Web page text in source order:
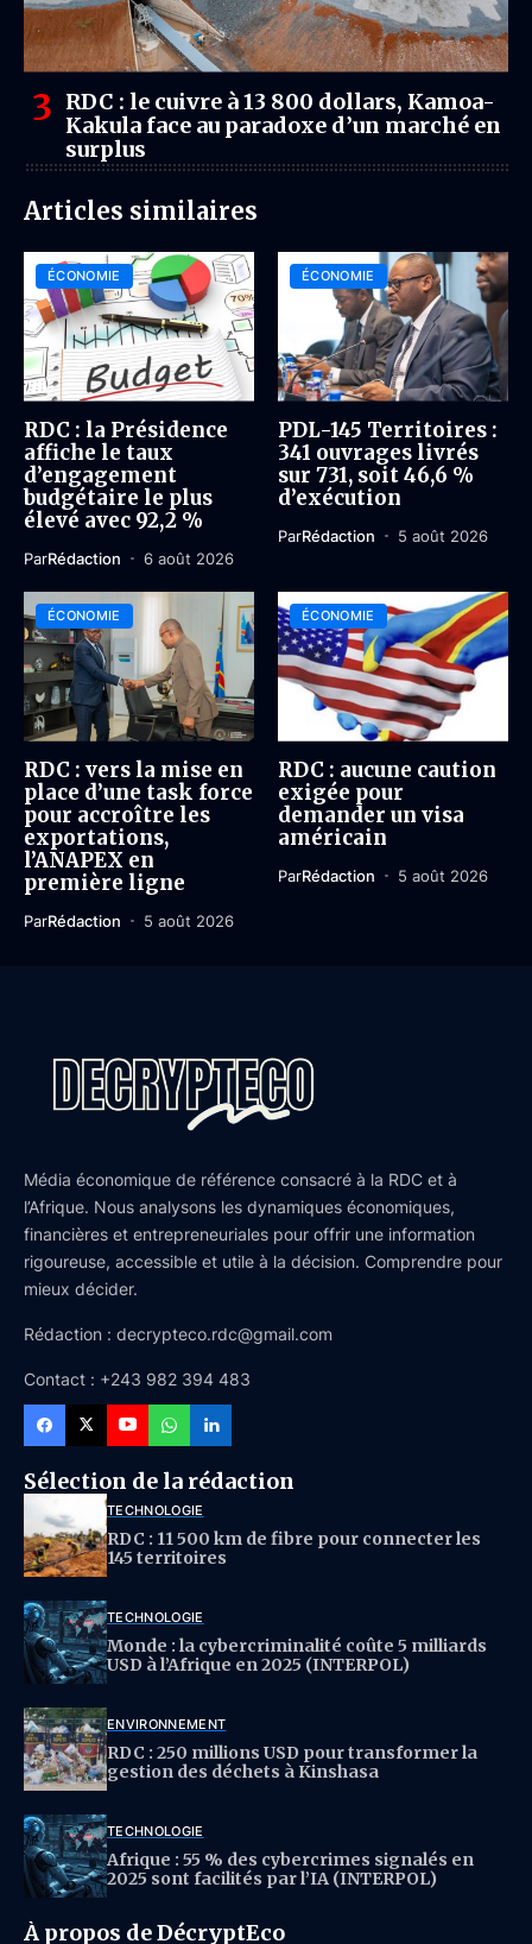
RDC : le cuivre à 13 800 dollars, Kamoa-
Kakula face au paradoxe d’un marché en
surplus
Articles similaires
ÉCONOMIE
RDC : la Présidence
affiche le taux
d’engagement
budgétaire le plus
élevé avec 92,2 %
ParRédaction 6 août 2026
ÉCONOMIE
PDL-145 Territoires :
341 ouvrages livrés
sur 731, soit 46,6 %
d’exécution
ParRédaction 5 août 2026
ÉCONOMIE
RDC : vers la mise en
place d’une task force
pour accroître les
exportations,
l’ANAPEX en
première ligne
ParRédaction 5 août 2026
ÉCONOMIE
RDC : aucune caution
exigée pour
demander un visa
américain
ParRédaction 5 août 2026
Média économique de référence consacré à la RDC et à
l’Afrique. Nous analysons les dynamiques économiques,
financières et entrepreneuriales pour offrir une information
rigoureuse, accessible et utile à la décision. Comprendre pour
mieux décider.
Rédaction : decrypteco.rdc@gmail.com
Contact : +243 982 394 483
Sélection de la rédaction
TECHNOLOGIE
RDC : 11 500 km de fibre pour connecter les
145 territoires
TECHNOLOGIE
Monde : la cybercriminalité coûte 5 milliards
USD à l’Afrique en 2025 (INTERPOL)
ENVIRONNEMENT
RDC : 250 millions USD pour transformer la
gestion des déchets à Kinshasa
TECHNOLOGIE
Afrique : 55 % des cybercrimes signalés en
2025 sont facilités par l’IA (INTERPOL)
À propos de DécryptEco